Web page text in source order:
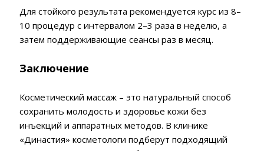
Для стойкого результата рекомендуется курс из 8–
10 процедур с интервалом 2–3 раза в неделю, а
затем поддерживающие сеансы раз в месяц.
Заключение
Косметический массаж – это натуральный способ
сохранить молодость и здоровье кожи без
инъекций и аппаратных методов. В клинике
«Династия» косметологи подберут подходящий